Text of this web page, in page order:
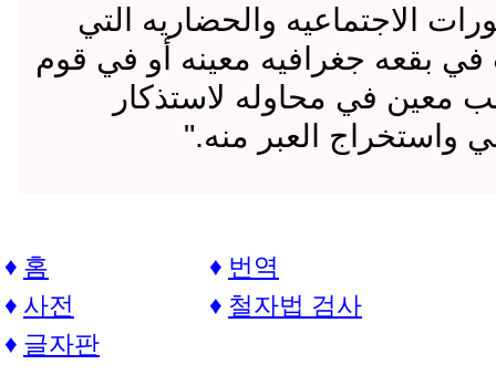
الاجتماعيه والحضاريه التي
بقعه جغرافيه معينه أو في قوم
معين في محاوله لاستذكار
واستخراج العبر منه."
홈
번역
사전
철자법 검사
글자판